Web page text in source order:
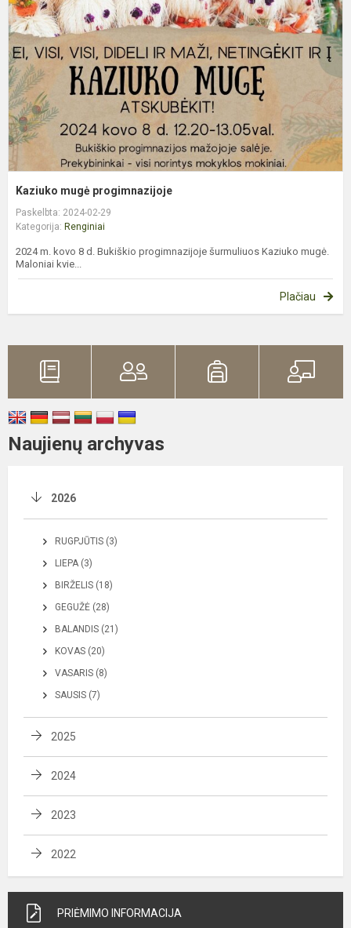
Kaziuko mugė progimnazijoje
Paskelbta: 2024-02-29
Kategorija: Renginiai
2024 m. kovo 8 d. Bukiškio progimnazijoje šurmuliuos Kaziuko mugė.
Maloniai kvie...
Plačiau
Naujienų archyvas
2026
RUGPJŪTIS (3)
LIEPA (3)
BIRŽELIS (18)
GEGUŽĖ (28)
BALANDIS (21)
KOVAS (20)
VASARIS (8)
SAUSIS (7)
2025
2024
2023
2022
PRIĖMIMO INFORMACIJA